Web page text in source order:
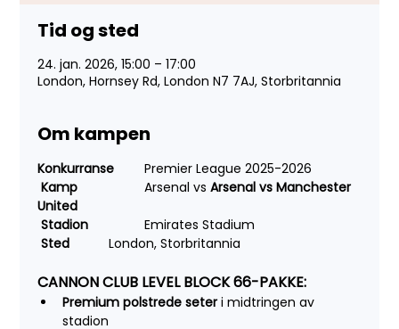
Tid og sted
24. jan. 2026, 15:00 – 17:00
London, Hornsey Rd, London N7 7AJ, Storbritannia
Om kampen
Konkurranse
Premier League 2025-2026
Kamp
Arsenal vs Arsenal vs Manchester
United
Stadion
Emirates Stadium
Sted London, Storbritannia
CANNON CLUB LEVEL BLOCK 66-PAKKE:
Premium polstrede seter i midtringen av
stadion